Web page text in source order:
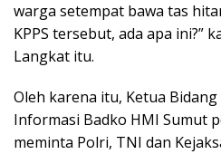
warga setempat bawa tas
KPPS tersebut, ada apa ini?”
Langkat itu.
Oleh karena itu, Ketua
Informasi Badko HMI Sumut
meminta Polri, TNI dan